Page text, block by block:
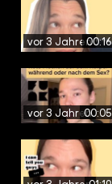
vor 3 Jahren00:16
vor 3 Jahren00:05